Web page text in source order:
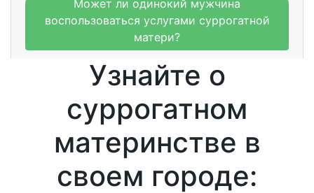
Может ли одинокий мужчина
воспользоваться услугами суррогатной
матери?
Узнайте о
суррогатном
материнстве в
своем городе: